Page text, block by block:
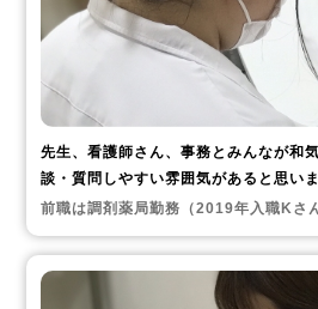
先生、看護師さん、事務とみんなが和
談・質問しやすい雰囲気があると思いま
前職は調剤薬局勤務（2019年入職Kさ